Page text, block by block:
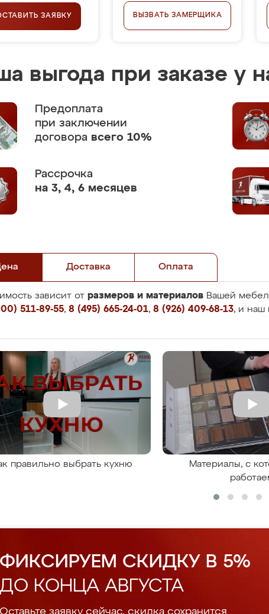
ЗАЯВКУ ВЫЗВАТЬ ЗАМЕРЩИКА
выгода при заказе у
Предоплата
при заключении
договора всего 10%
Рассрочка
на 3, 4, 6 месяцев
Доставка Оплата
зависит от размеров и материалов Вашей
511-89-55, 8 (495) 665-24-01, 8 (926) 409-68-13, и наш
правильно выбрать кухню
Материалы, с
ФИКСИРУЕМ СКИДКУ В 5%
ДО КОНЦА АВГУСТА
Оставьте заявку сейчас, скидка сохранится.